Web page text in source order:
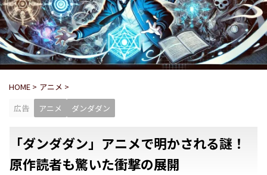
HOME > アニメ >
広告
アニメ ダンダダン
「ダンダダン」アニメで明かされる謎！
原作読者も驚いた衝撃の展開